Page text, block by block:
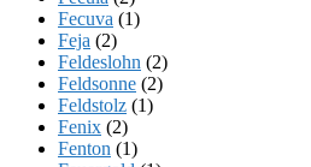
Fecuva (1)
Feja (2)
Feldeslohn (2)
Feldsonne (2)
Feldstolz (1)
Fenix (2)
Fenton (1)